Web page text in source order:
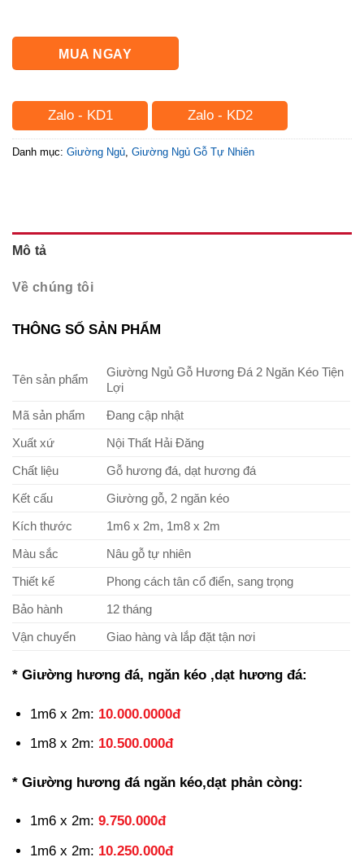
MUA NGAY
Zalo - KD1 Zalo - KD2
Danh mục: Giường Ngủ, Giường Ngủ Gỗ Tự Nhiên
Mô tả
Về chúng tôi
THÔNG SỐ SẢN PHẨM
Tên sản phẩm
Giường Ngủ Gỗ Hương Đá 2 Ngăn Kéo Tiện
Lợi
Mã sản phẩm
Đang cập nhật
Xuất xứ
Nội Thất Hải Đăng
Chất liệu
Gỗ hương đá, dạt hương đá
Kết cấu
Giường gỗ, 2 ngăn kéo
Kích thước
1m6 x 2m, 1m8 x 2m
Màu sắc
Nâu gỗ tự nhiên
Thiết kế
Phong cách tân cổ điển, sang trọng
Bảo hành
12 tháng
Vận chuyển
Giao hàng và lắp đặt tận nơi
* Giường hương đá, ngăn kéo ,dạt hương đá:
1m6 x 2m: 10.000.0000đ
1m8 x 2m: 10.500.000đ
* Giường hương đá ngăn kéo,dạt phản còng:
1m6 x 2m: 9.750.000đ
1m6 x 2m: 10.250.000đ